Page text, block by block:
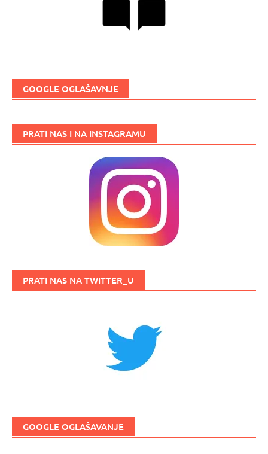
GOOGLE OGLAŠAVNJE
PRATI NAS I NA INSTAGRAMU
PRATI NAS NA TWITTER_U
GOOGLE OGLAŠAVANJE